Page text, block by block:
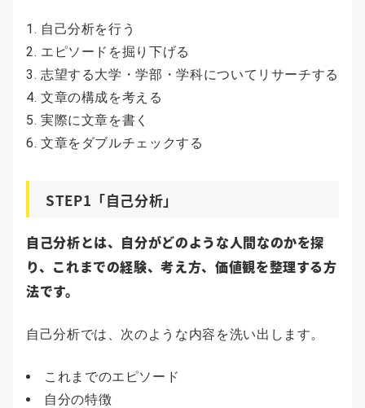
自己分析を行う
エピソードを掘り下げる
志望する大学・学部・学科についてリサーチする
文章の構成を考える
実際に文章を書く
文章をダブルチェックする
STEP1「自己分析」
自己分析とは、自分がどのような人間なのかを探
り、これまでの経験、考え方、価値観を整理する方
法です。
自己分析では、次のような内容を洗い出します。
これまでのエピソード
自分の特徴